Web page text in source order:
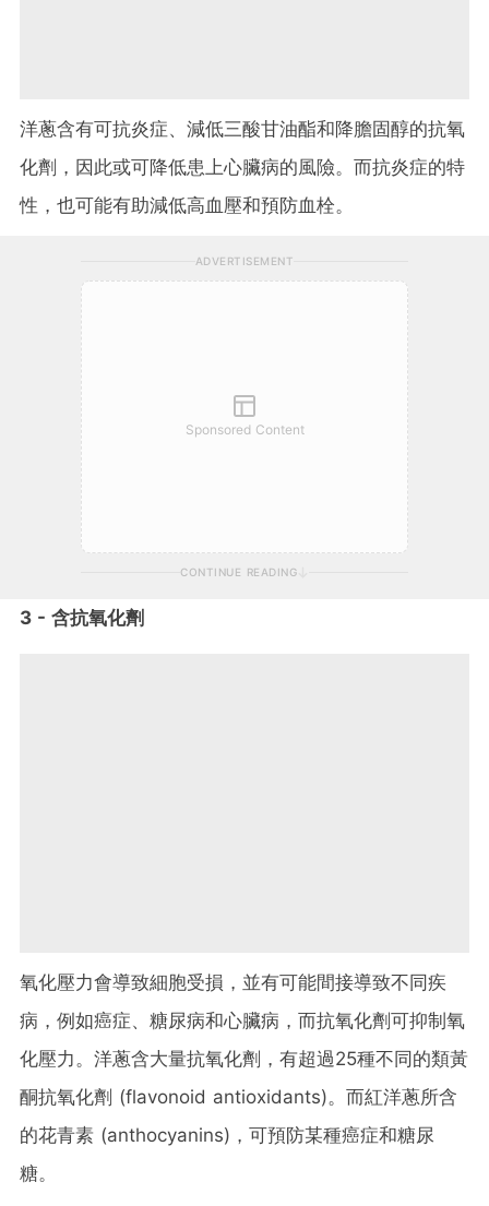
洋蔥含有可抗炎症、減低三酸甘油酯和降膽固醇的抗氧
化劑，因此或可降低患上心臟病的風險。而抗炎症的特
性，也可能有助減低高血壓和預防血栓。
ADVERTISEMENT
Sponsored Content
CONTINUE READING
3 - 含抗氧化劑
氧化壓力會導致細胞受損，並有可能間接導致不同疾
病，例如癌症、糖尿病和心臟病，而抗氧化劑可抑制氧
化壓力。洋蔥含大量抗氧化劑，有超過25種不同的類黃
酮抗氧化劑 (flavonoid antioxidants)。而紅洋蔥所含
的花青素 (anthocyanins)，可預防某種癌症和糖尿
糖。